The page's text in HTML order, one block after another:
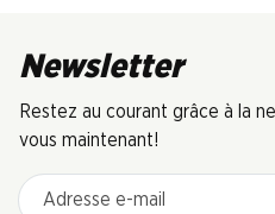
Newsletter
Restez au courant grâce à la
vous maintenant!
Adresse e-mail